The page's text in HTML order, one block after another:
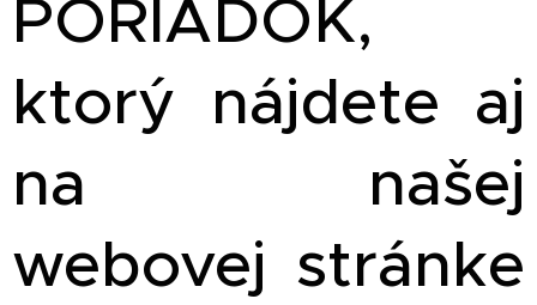
PORIADOK,
ktorý nájdete aj
na našej
webovej stránke